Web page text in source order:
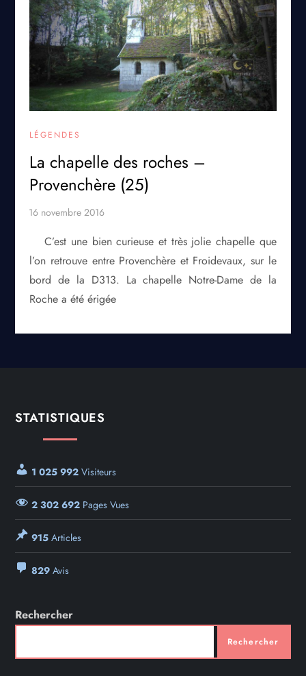
LÉGENDES
La chapelle des roches –
Provenchère (25)
C’est une bien curieuse et très jolie chapelle que
l’on retrouve entre Provenchère et Froidevaux, sur le
bord de la D313. La chapelle Notre-Dame de la
Roche a été érigée
STATISTIQUES
1 025 992 Visiteurs
2 302 692 Pages Vues
915 Articles
829 Avis
Rechercher
Rechercher